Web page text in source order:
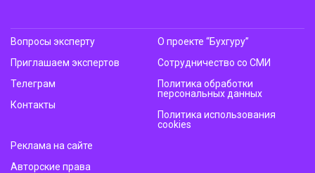
Вопросы эксперту
Приглашаем экспертов
Телеграм
Контакты
О проекте “Бухгуру”
Сотрудничество со СМИ
Политика обработки
персональных данных
Политика использования
cookies
Реклама на сайте
Авторские права